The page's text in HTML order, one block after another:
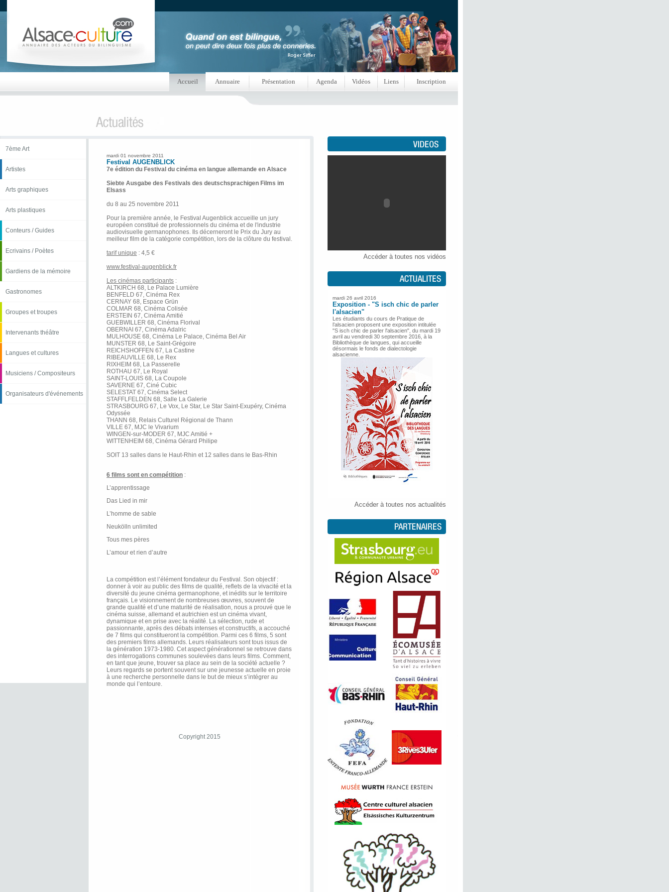
Accueil Annuaire Présentation Agenda Vidéos Liens Inscription
7ème Art
Artistes
Arts graphiques
Arts plastiques
Conteurs / Guides
Ecrivains / Poètes
Gardiens de la mémoire
Gastronomes
Groupes et troupes
Intervenants théâtre
Langues et cultures
Musiciens / Compositeurs
Organisateurs d'événements
mardi 01 novembre 2011
Festival AUGENBLICK
7e édition du Festival du cinéma en langue allemande en Alsace
Siebte Ausgabe des Festivals des deutschsprachigen Films im
Elsass
du 8 au 25 novembre 2011
Pour la première année, le Festival Augenblick accueille un jury
européen constitué de professionnels du cinéma et de l'industrie
audiovisuelle germanophones. Ils décerneront le Prix du Jury au
meilleur film de la catégorie compétition, lors de la clôture du festival.
tarif unique : 4,5 €
www.festival-augenblick.fr
Les cinémas participants :
ALTKIRCH 68, Le Palace Lumière
BENFELD 67, Cinéma Rex
CERNAY 68, Espace Grün
COLMAR 68, Cinéma Colisée
ERSTEIN 67, Cinéma Amitié
GUEBWILLER 68, Cinéma Florival
OBERNAI 67, Cinéma Adalric
MULHOUSE 68, Cinéma Le Palace, Cinéma Bel Air
MUNSTER 68, Le Saint-Grégoire
REICHSHOFFEN 67, La Castine
RIBEAUVILLE 68, Le Rex
RIXHEIM 68, La Passerelle
ROTHAU 67, Le Royal
SAINT-LOUIS 68, La Coupole
SAVERNE 67, Ciné Cubic
SELESTAT 67, Cinéma Select
STAFFLFELDEN 68, Salle La Galerie
STRASBOURG 67, Le Vox, Le Star, Le Star Saint-Exupéry, Cinéma
Odyssée
THANN 68, Relais Culturel Régional de Thann
VILLE 67, MJC le Vivarium
WINGEN-sur-MODER 67, MJC Amitié +
WITTENHEIM 68, Cinéma Gérard Philipe
SOIT 13 salles dans le Haut-Rhin et 12 salles dans le Bas-Rhin
6 films sont en compétition :
L’apprentissage
Das Lied in mir
L’homme de sable
Neukölln unlimited
Tous mes pères
L’amour et rien d’autre
La compétition est l’élément fondateur du Festival. Son objectif :
donner à voir au public des films de qualité, reflets de la vivacité et la
diversité du jeune cinéma germanophone, et inédits sur le territoire
français. Le visionnement de nombreuses œuvres, souvent de
grande qualité et d’une maturité de réalisation, nous a prouvé que le
cinéma suisse, allemand et autrichien est un cinéma vivant,
dynamique et en prise avec la réalité. La sélection, rude et
passionnante, après des débats intenses et constructifs, a accouché
de 7 films qui constitueront la compétition. Parmi ces 6 films, 5 sont
des premiers films allemands. Leurs réalisateurs sont tous issus de
la génération 1973-1980. Cet aspect générationnel se retrouve dans
des interrogations communes soulevées dans leurs films. Comment,
en tant que jeune, trouver sa place au sein de la société actuelle ?
Leurs regards se portent souvent sur une jeunesse actuelle en proie
à une recherche personnelle dans le but de mieux s’intégrer au
monde qui l’entoure.
Copyright 2015
Accéder à toutes nos vidéos
mardi 26 avril 2016
Exposition - "S isch chic de parler
l'alsacien"
Les étudiants du cours de Pratique de
l’alsacien proposent une exposition intitulée
"S isch chic de parler l'alsacien", du mardi 19
avril au vendredi 30 septembre 2016, à la
Bibliothèque de langues, qui accueille
désormais le fonds de dialectologie
alsacienne.
Accéder à toutes nos actualités